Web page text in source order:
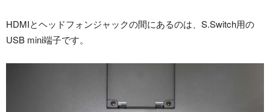
HDMIとヘッドフォンジャックの間にあるのは、S.Switch用の
USB mini端子です。